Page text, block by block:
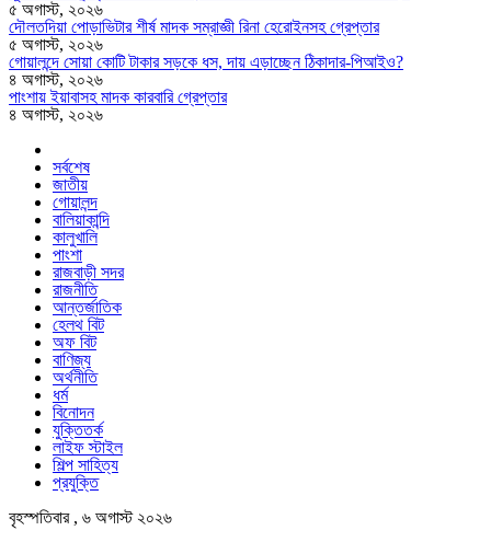
৫ অগাস্ট, ২০২৬
দৌলতদিয়া পোড়াভিটার শীর্ষ মাদক সম্রাজ্ঞী রিনা হেরোইনসহ গ্রেপ্তার
৫ অগাস্ট, ২০২৬
গোয়ালন্দে সোয়া কোটি টাকার সড়কে ধস, দায় এড়াচ্ছেন ঠিকাদার-পিআইও?
৪ অগাস্ট, ২০২৬
পাংশায় ইয়াবাসহ মাদক কারবারি গ্রেপ্তার
৪ অগাস্ট, ২০২৬
সর্বশেষ
জাতীয়
গোয়ালন্দ
বালিয়াকান্দি
কালুখালি
পাংশা
রাজবাড়ী সদর
রাজনীতি
আন্তর্জাতিক
হেলথ বিট
অফ বিট
বাণিজ্য
অর্থনীতি
ধর্ম
বিনোদন
যুক্তিতর্ক
লাইফ স্টাইল
শিল্প সাহিত্য
প্রযুক্তি
বৃহস্পতিবার , ৬ অগাস্ট ২০২৬